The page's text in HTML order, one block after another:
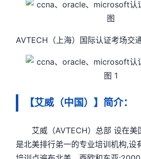
AVTECH（上海）国际认证考场交
【艾威（中国）】简介：
艾威（AVTECH）总部 设在美国
是北美排行弟一的专业培训机构,设